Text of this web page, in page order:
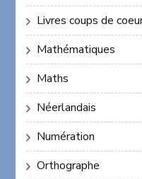
Livres coups de
Mathématiques
Maths
Néerlandais
Numération
Orthographe